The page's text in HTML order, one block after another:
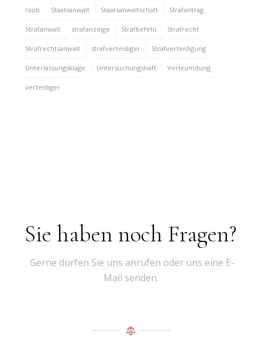
raub Staatsanwalt Staatsanwaltschaft Strafantrag
Strafanwalt strafanzeige Strafbefehl Strafrecht
Strafrechtsanwalt strafverteidiger Strafverteidigung
Unterlassungsklage Untersuchungshaft Verleumdung
verteidiger
Sie haben noch Fragen?
Gerne dürfen Sie uns anrufen oder uns eine E-
Mail senden.